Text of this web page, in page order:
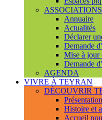
ASSOCIATIONS
Annuaire
Actualités
Déclarer
Demande
Mise à jour
Demande
AGENDA
VIVRE À TEYRAN
DÉCOUVRIR
Présentation
Histoire et
Accueil